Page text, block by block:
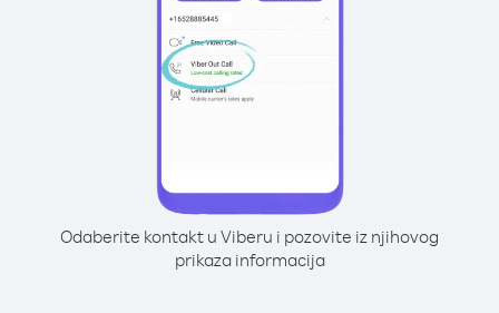
Odaberite kontakt u Viberu i pozovite iz njihovog
prikaza informacija